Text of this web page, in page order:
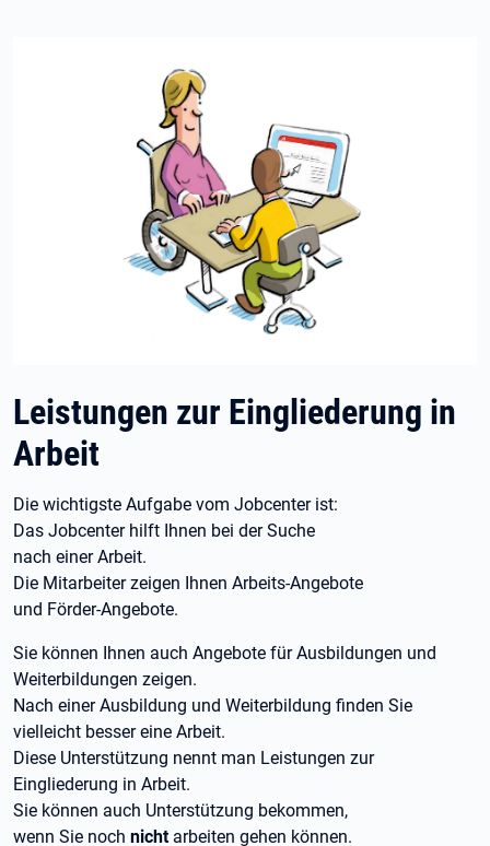
Leistungen zur Eingliederung in
Arbeit
Die wichtigste Aufgabe vom Jobcenter ist:
Das Jobcenter hilft Ihnen bei der Suche
nach einer Arbeit.
Die Mitarbeiter zeigen Ihnen Arbeits-Angebote
und Förder-Angebote.
Sie können Ihnen auch Angebote für Ausbildungen und
Weiterbildungen zeigen.
Nach einer Ausbildung und Weiterbildung finden Sie
vielleicht besser eine Arbeit.
Diese Unterstützung nennt man Leistungen zur
Eingliederung in Arbeit.
Sie können auch Unterstützung bekommen,
wenn Sie noch nicht arbeiten gehen können.